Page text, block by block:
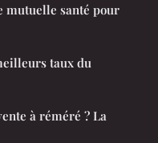
mutuelle santé pour
taux du
à réméré ? La